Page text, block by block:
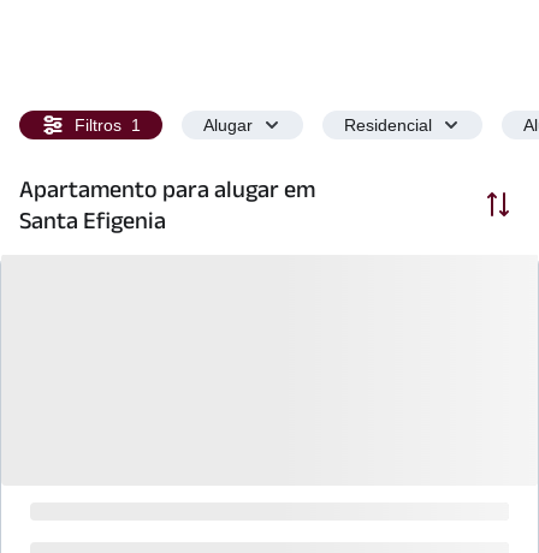
Filtros 1 Alugar Residencial
Apartamento para alugar em
Santa Efigenia
Ordenar